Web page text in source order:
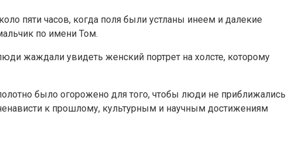
пяти часов, когда поля были устланы инеем и далекие
по имени Том.
жаждали увидеть женский портрет на холсте, которому
было огорожено для того, чтобы люди не приближались
к прошлому, культурным и научным достижениям